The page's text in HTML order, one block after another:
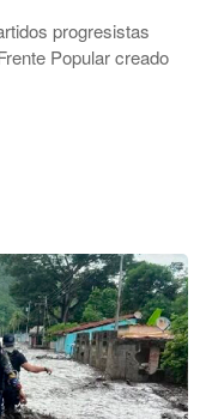
progresistas
Popular creado